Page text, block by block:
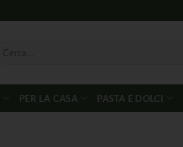
PER LA CASA PASTA E DOLCI